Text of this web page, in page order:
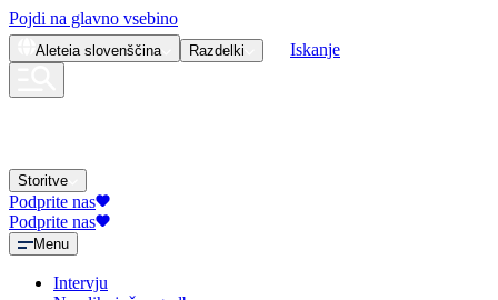
Pojdi na glavno vsebino
Aleteia slovenščina Razdelki Iskanje
Storitve
Podprite nas
Podprite nas
Menu
Intervju